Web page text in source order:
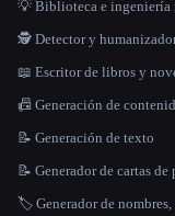
💡 Biblioteca e ingeniería
🕵️ Detector y
📖 Escritor de libros y
📠 Generación de
📝 Generación de texto
📝 Generador de cartas de
🏷️ Generador de nombres,